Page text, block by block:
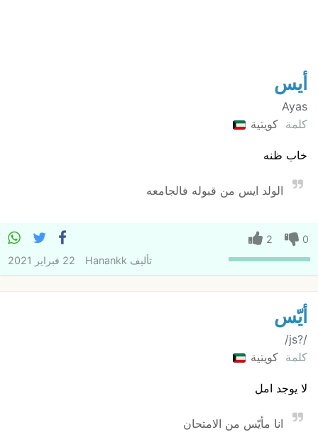
أيس
Ayas
كلمة كويتية
خاب ظنه
الولد ايس من قبوله فالجامعه
0
2
تأليف Hanankk 22 فبراير 2021
أيّس
/?‏js/
كلمة كويتية
لا يوجد امل
انا مأيّس من الامتحان